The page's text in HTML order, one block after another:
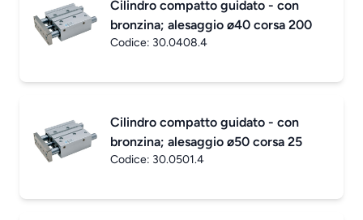
Cilindro compatto guidato - con
bronzina; alesaggio ø40 corsa 200
Codice: 30.0408.4
Cilindro compatto guidato - con
bronzina; alesaggio ø50 corsa 25
Codice: 30.0501.4